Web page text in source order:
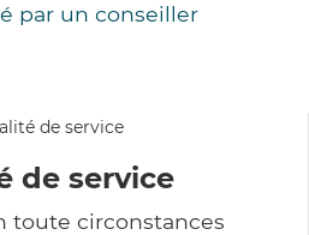
par un conseiller
de service
toute circonstances